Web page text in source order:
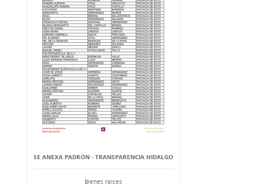
SE ANEXA PADRÓN - TRANSPARENCIA HIDALGO
Bienes raíces